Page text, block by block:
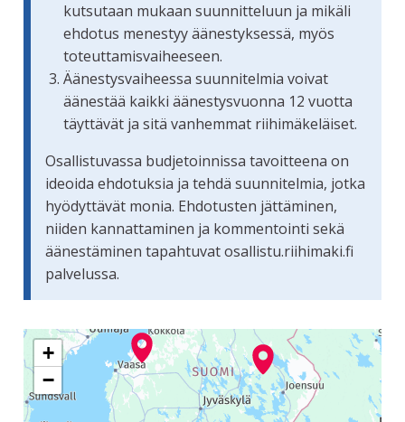
kutsutaan mukaan suunnitteluun ja mikäli
ehdotus menestyy äänestyksessä, myös
toteuttamisvaiheeseen.
Äänestysvaiheessa suunnitelmia voivat
äänestää kaikki äänestysvuonna 12 vuotta
täyttävät ja sitä vanhemmat riihimäkeläiset.
Osallistuvassa budjetoinnissa tavoitteena on
ideoida ehdotuksia ja tehdä suunnitelmia, jotka
hyödyttävät monia. Ehdotusten jättäminen,
niiden kannattaminen ja kommentointi sekä
äänestäminen tapahtuvat osallistu.riihimaki.fi
palvelussa.
Seuraavassa elementissä on kartta, joka esittää
+
−